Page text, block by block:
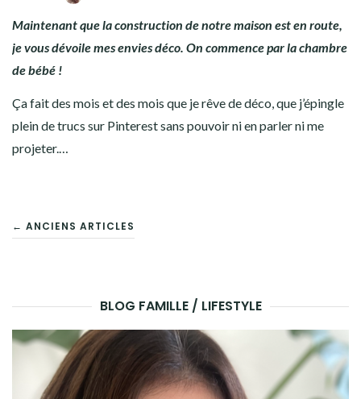
Maintenant que la construction de notre maison est en route,
je vous dévoile mes envies déco. On commence par la chambre
de bébé !
Ça fait des mois et des mois que je rêve de déco, que j’épingle
plein de trucs sur Pinterest sans pouvoir ni en parler ni me
projeter.…
← ANCIENS ARTICLES
BLOG FAMILLE / LIFESTYLE